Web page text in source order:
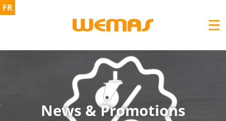
FR
News & Promotions